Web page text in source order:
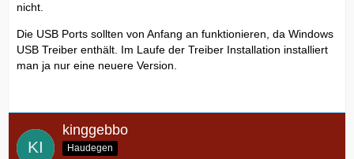
nicht.
Die USB Ports sollten von Anfang an funktionieren, da Windows
USB Treiber enthält. Im Laufe der Treiber Installation installiert
man ja nur eine neuere Version.
kinggebbo
Haudegen